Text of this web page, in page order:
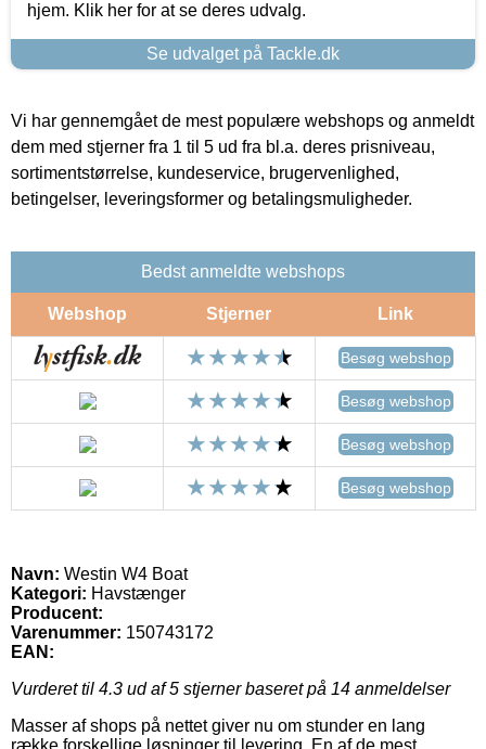
hjem. Klik her for at se deres udvalg.
Se udvalget på Tackle.dk
Vi har gennemgået de mest populære webshops og anmeldt
dem med stjerner fra 1 til 5 ud fra bl.a. deres prisniveau,
sortimentstørrelse, kundeservice, brugervenlighed,
betingelser, leveringsformer og betalingsmuligheder.
Bedst anmeldte webshops
Webshop Stjerner Link
Besøg webshop
Besøg webshop
Besøg webshop
Besøg webshop
Navn: Westin W4 Boat
Kategori: Havstænger
Producent:
Varenummer: 150743172
EAN:
Vurderet til 4.3 ud af 5 stjerner baseret på 14 anmeldelser
Masser af shops på nettet giver nu om stunder en lang
række forskellige løsninger til levering. En af de mest